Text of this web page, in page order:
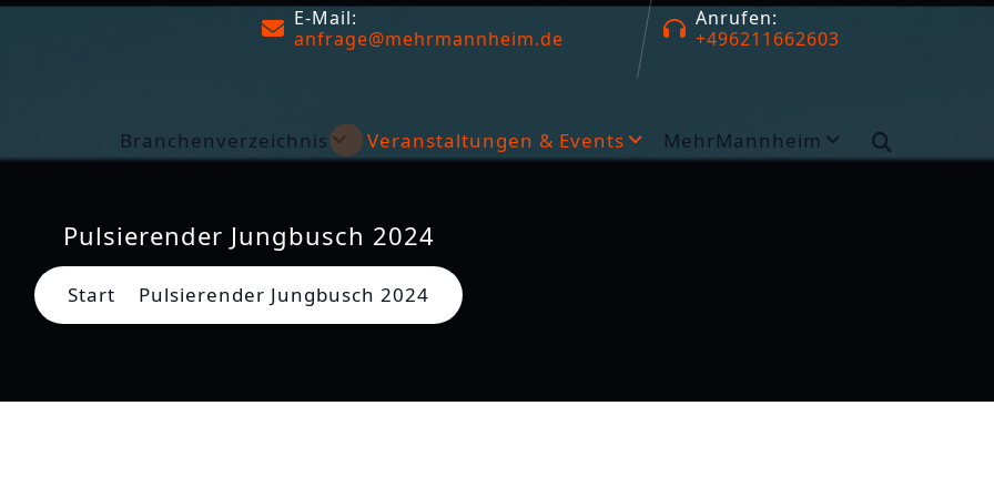
E-Mail:
anfrage@mehrmannheim.de
Anrufen:
+496211662603
Branchenverzeichnis Veranstaltungen & Events MehrMannheim
Pulsierender Jungbusch 2024
Start Pulsierender Jungbusch 2024